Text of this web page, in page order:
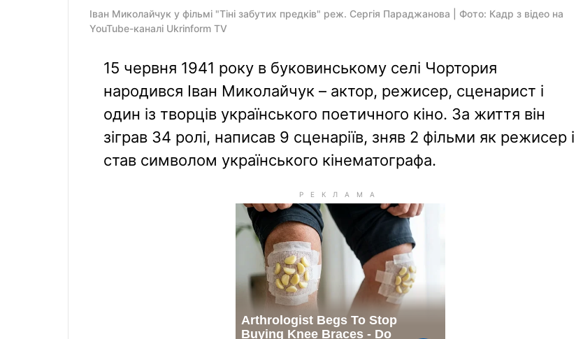
Іван Миколайчук у фільмі "Тіні забутих предків" реж. Сергія Параджанова | Фото: Кадр з відео на
YouTube-каналі Ukrinform TV
15 червня 1941 року в буковинському селі Чортория
народився Іван Миколайчук – актор, режисер, сценарист і
один із творців українського поетичного кіно. За життя він
зіграв 34 ролі, написав 9 сценаріїв, зняв 2 фільми як режисер і
став символом українського кінематографа.